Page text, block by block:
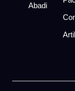
Abadi